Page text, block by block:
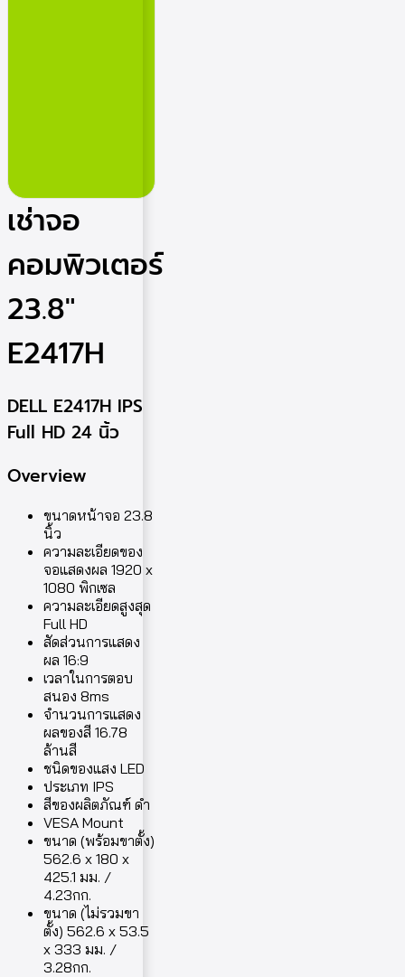
เช่าจอ
คอมพิวเตอร์
23.8″
E2417H
DELL E2417H IPS
Full HD 24 นิ้ว
Overview
ขนาดหน้าจอ 23.8
นิ้ว
ความละเอียดของ
จอแสดงผล 1920 x
1080 พิกเซล
ความละเอียดสูงสุด
Full HD
สัดส่วนการแสดง
ผล 16:9
เวลาในการตอบ
สนอง 8ms
จำนวนการแสดง
ผลของสี 16.78
ล้านสี
ชนิดของแสง LED
ประเภท IPS
สีของผลิตภัณฑ์ ดำ
VESA Mount
ขนาด (พร้อมขาตั้ง)
562.6 x 180 x
425.1 มม. /
4.23กก.
ขนาด (ไม่รวมขา
ตั้ง) 562.6 x 53.5
x 333 มม. /
3.28กก.